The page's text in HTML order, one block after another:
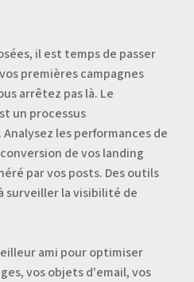
il est temps de passer
premières campagnes
arrêtez pas là. Le
un processus
les performances de
de vos landing
par vos posts. Des outils
surveiller la visibilité de
ami pour optimiser
vos objets d'email, vos